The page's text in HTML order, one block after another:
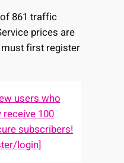
861 traffic
prices are
must first register
users who
100
subscribers!
login]